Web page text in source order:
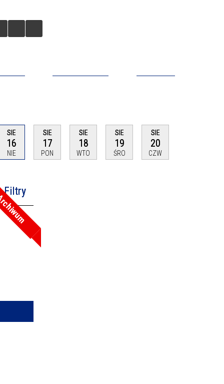
SIE
16
NIE
SIE
17
PON
SIE
18
WTO
SIE
19
ŚRO
SIE
20
CZW
Filtry
fraza